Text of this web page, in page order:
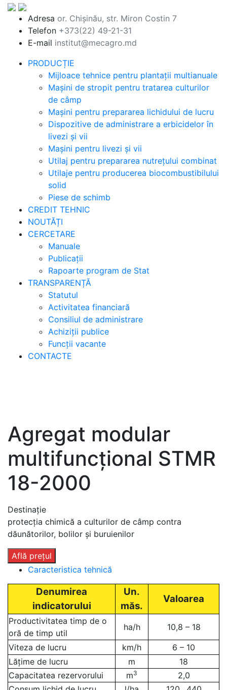
Adresa or. Chișinău, str. Miron Costin 7
Telefon +373(22) 49-21-31
E-mail institut@mecagro.md
PRODUCȚIE
Mijloace tehnice pentru plantații multianuale
Mașini de stropit pentru tratarea culturilor
de câmp
Mașini pentru prepararea lichidului de lucru
Dispozitive de administrare a erbicidelor în
livezi și vii
Mașini pentru livezi și vii
Utilaj pentru prepararea nutrețului combinat
Utilaje pentru producerea biocombustibilului
solid
Piese de schimb
CREDIT TEHNIC
NOUTĂȚI
CERCETARE
Manuale
Publicații
Rapoarte program de Stat
TRANSPARENȚĂ
Statutul
Activitatea financiară
Consiliul de administrare
Achiziții publice
Funcții vacante
CONTACTE
Agregat modular
multifuncțional STMR
18-2000
Destinație
protecția chimică a culturilor de câmp contra
dăunătorilor, bolilor și buruienilor
Află prețul
Caracteristica tehnică
Denumirea
indicatorului
Un.
măs.
Valoarea
Productivitatea timp de o
oră de timp util
ha/h
10,8 – 18
Viteza de lucru
km/h
6 – 10
Lățime de lucru
m
18
Capacitatea rezervorului
m3
2,0